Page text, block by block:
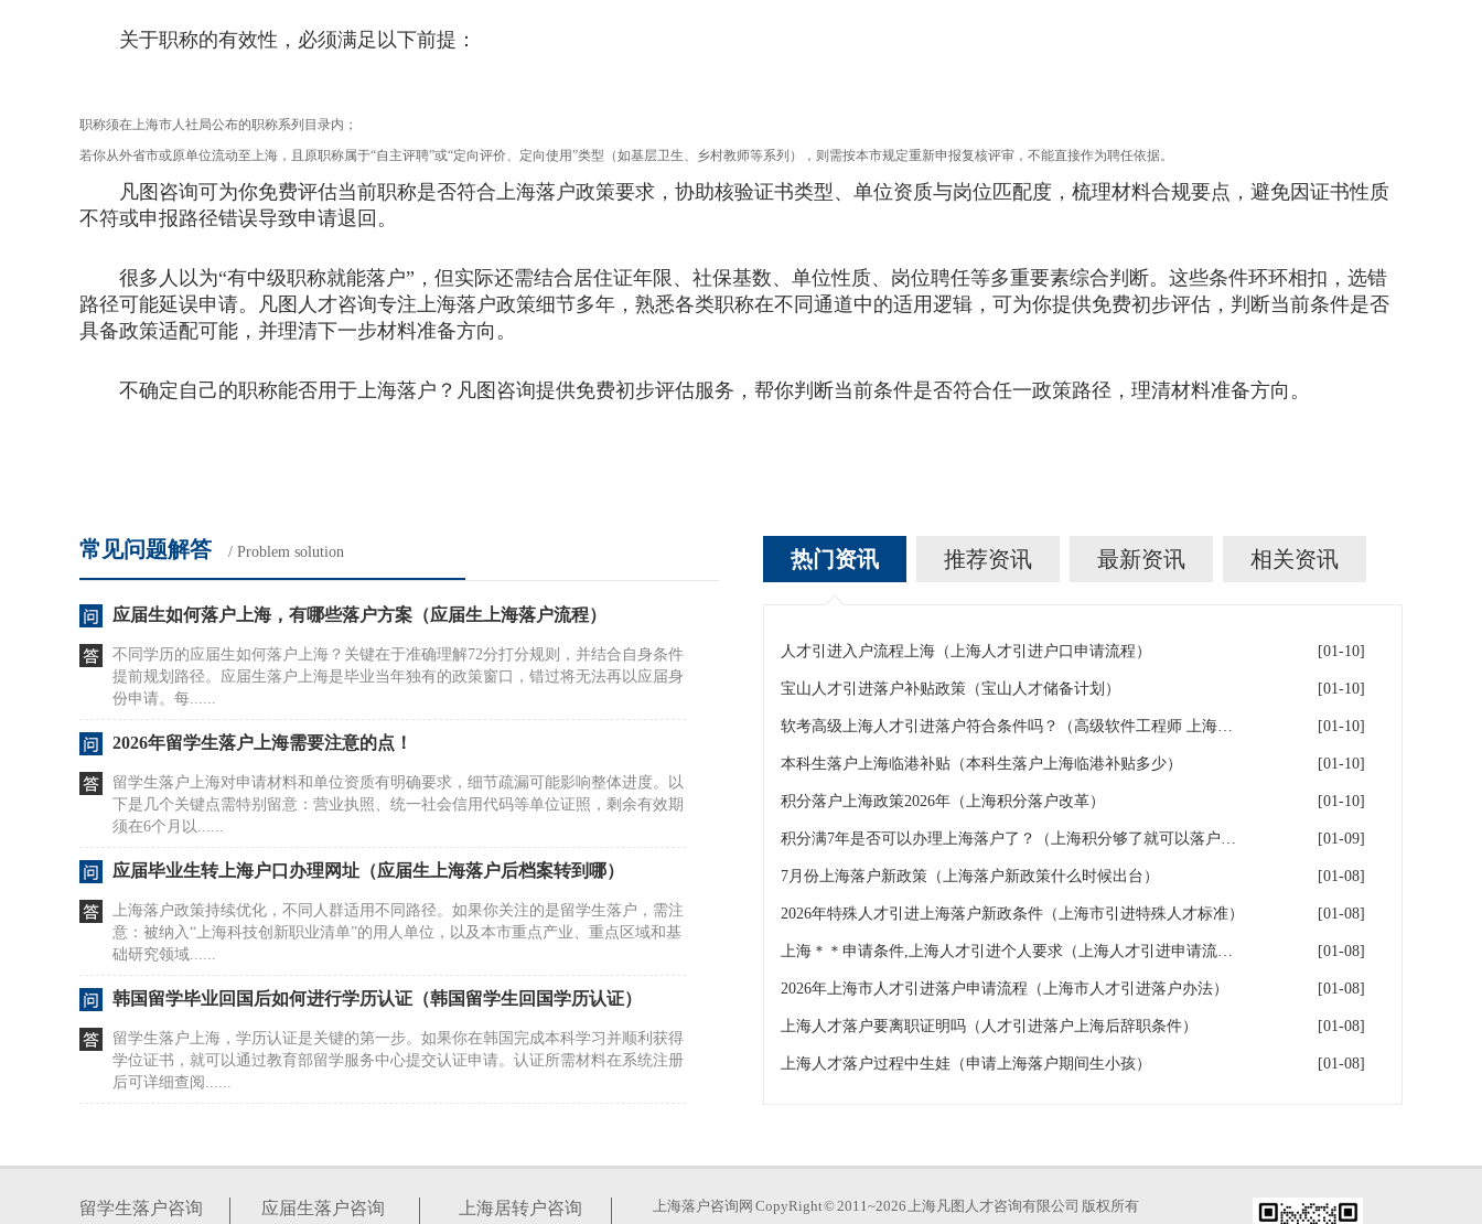
关于职称的有效性，必须满足以下前提：
职称须在上海市人社局公布的职称系列目录内；
若你从外省市或原单位流动至上海，且原职称属于“自主评聘”或“定向评价、定向使用”类型（如基层卫生、乡村教师等系列），则需按本市规定重新申报复核评审，不能直接作为聘任依据。
凡图咨询可为你免费评估当前职称是否符合上海落户政策要求，协助核验证书类型、单位资质与岗位匹配度，梳理材料合规要点，避免因证书性质
不符或申报路径错误导致申请退回。
很多人以为“有中级职称就能落户”，但实际还需结合居住证年限、社保基数、单位性质、岗位聘任等多重要素综合判断。这些条件环环相扣，选错
路径可能延误申请。凡图人才咨询专注上海落户政策细节多年，熟悉各类职称在不同通道中的适用逻辑，可为你提供免费初步评估，判断当前条件是否
具备政策适配可能，并理清下一步材料准备方向。
不确定自己的职称能否用于上海落户？凡图咨询提供免费初步评估服务，帮你判断当前条件是否符合任一政策路径，理清材料准备方向。
常见问题解答 / Problem solution
应届生如何落户上海，有哪些落户方案（应届生上海落户流程）
不同学历的应届生如何落户上海？关键在于准确理解72分打分规则，并结合自身条件
提前规划路径。应届生落户上海是毕业当年独有的政策窗口，错过将无法再以应届身
份申请。每......
2026年留学生落户上海需要注意的点！
留学生落户上海对申请材料和单位资质有明确要求，细节疏漏可能影响整体进度。以
下是几个关键点需特别留意：营业执照、统一社会信用代码等单位证照，剩余有效期
须在6个月以......
应届毕业生转上海户口办理网址（应届生上海落户后档案转到哪）
上海落户政策持续优化，不同人群适用不同路径。如果你关注的是留学生落户，需注
意：被纳入“上海科技创新职业清单”的用人单位，以及本市重点产业、重点区域和基
础研究领域......
韩国留学毕业回国后如何进行学历认证（韩国留学生回国学历认证）
留学生落户上海，学历认证是关键的第一步。如果你在韩国完成本科学习并顺利获得
学位证书，就可以通过教育部留学服务中心提交认证申请。认证所需材料在系统注册
后可详细查阅......
留学生落户上海对社保缴纳、档案转递及单位信息一致性有明确要求，这些环节若出
不同，适用的......
热门资讯 推荐资讯 最新资讯 相关资讯
人才引进入户流程上海（上海人才引进户口申请流程） [01-10]
宝山人才引进落户补贴政策（宝山人才储备计划） [01-10]
软考高级上海人才引进落户符合条件吗？（高级软件工程师 上海落户） [01-10]
本科生落户上海临港补贴（本科生落户上海临港补贴多少） [01-10]
积分落户上海政策2026年（上海积分落户改革） [01-10]
积分满7年是否可以办理上海落户了？（上海积分够了就可以落户吗） [01-09]
7月份上海落户新政策（上海落户新政策什么时候出台） [01-08]
2026年特殊人才引进上海落户新政条件（上海市引进特殊人才标准） [01-08]
上海＊＊申请条件,上海人才引进个人要求（上海人才引进申请流程） [01-08]
2026年上海市人才引进落户申请流程（上海市人才引进落户办法） [01-08]
上海人才落户要离职证明吗（人才引进落户上海后辞职条件） [01-08]
上海人才落户过程中生娃（申请上海落户期间生小孩） [01-08]
留学生落户咨询 应届生落户咨询 上海居转户咨询 上海落户咨询网 CopyRight © 2011~2026 上海凡图人才咨询有限公司 版权所有